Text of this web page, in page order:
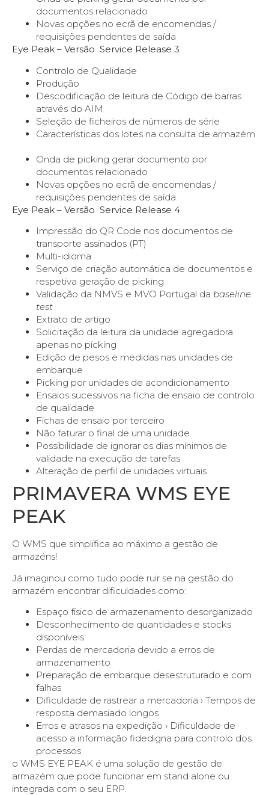
documentos relacionado
Novas opções no ecrã de encomendas /
requisições pendentes de saída
Eye Peak – Versão Service Release 3
Controlo de Qualidade
Produção
Descodificação de leitura de Código de barras
através do AIM
Seleção de ficheiros de números de série
Características dos lotes na consulta de armazém
Onda de picking gerar documento por
documentos relacionado
Novas opções no ecrã de encomendas /
requisições pendentes de saída
Eye Peak – Versão Service Release 4
Impressão do QR Code nos documentos de
transporte assinados (PT)
Multi-idioma
Serviço de criação automática de documentos e
respetiva geração de picking
Validação da NMVS e MVO Portugal da baseline
test
Extrato de artigo
Solicitação da leitura da unidade agregadora
apenas no picking
Edição de pesos e medidas nas unidades de
embarque
Picking por unidades de acondicionamento
Ensaios sucessivos na ficha de ensaio de controlo
de qualidade
Fichas de ensaio por terceiro
Não faturar o final de uma unidade
Possibilidade de ignorar os dias mínimos de
validade na execução de tarefas
Alteração de perfil de unidades virtuais
PRIMAVERA WMS EYE
PEAK
O WMS que simplifica ao máximo a gestão de
armazéns!
Já imaginou como tudo pode ruir se na gestão do
armazém encontrar dificuldades como:
Espaço físico de armazenamento desorganizado
Desconhecimento de quantidades e stocks
disponíveis
Perdas de mercadoria devido a erros de
armazenamento
Preparação de embarque desestruturado e com
falhas
Dificuldade de rastrear a mercadoria › Tempos de
resposta demasiado longos
Erros e atrasos na expedição › Dificuldade de
acesso a informação fidedigna para controlo dos
processos
o WMS EYE PEAK é uma solução de gestão de
armazém que pode funcionar em stand alone ou
integrada com o seu ERP.